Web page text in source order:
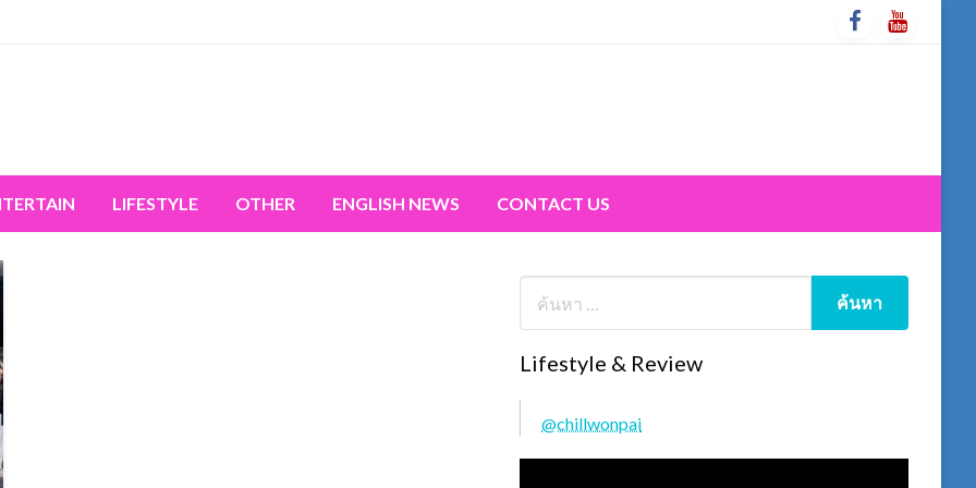
LIFESTYLE OTHER ENGLISH NEWS CONTACT US
Lifestyle & Review
@chillwonpai